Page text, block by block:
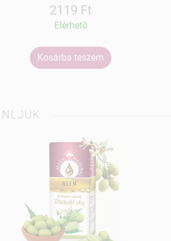
2119 Ft
Elérhetõ
Kosárba teszem